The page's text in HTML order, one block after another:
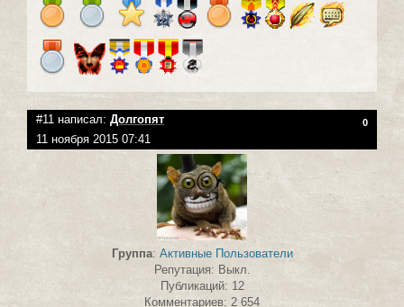
#11 написал: Долгопят 0
11 ноября 2015 07:41
Группа: Активные Пользователи
Репутация: Выкл.
Публикаций: 12
Комментариев: 2 654